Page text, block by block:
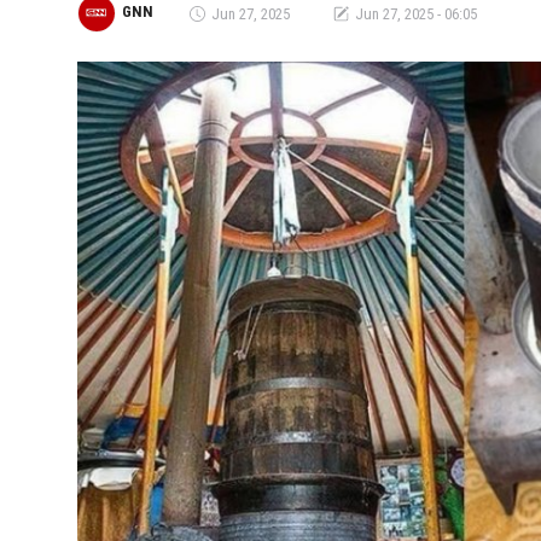
GNN Jun 27, 2025 Jun 27, 2025 - 06:05